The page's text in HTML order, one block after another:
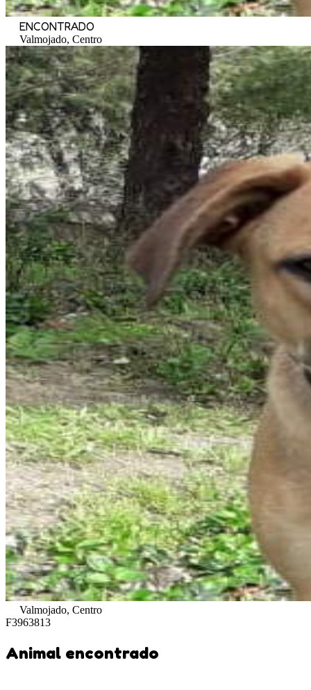
ENCONTRADO
Valmojado, Centro
Valmojado, Centro
F3963813
Animal encontrado